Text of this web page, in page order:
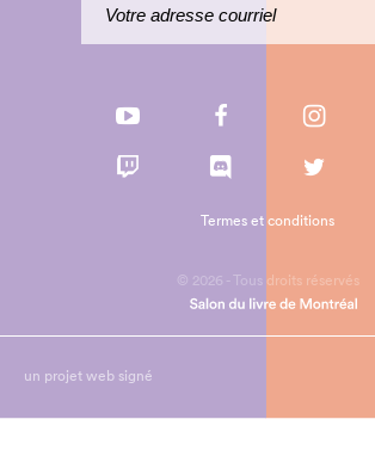
© 2026 - Tous droits réservés
Termes et conditions
un projet web signé